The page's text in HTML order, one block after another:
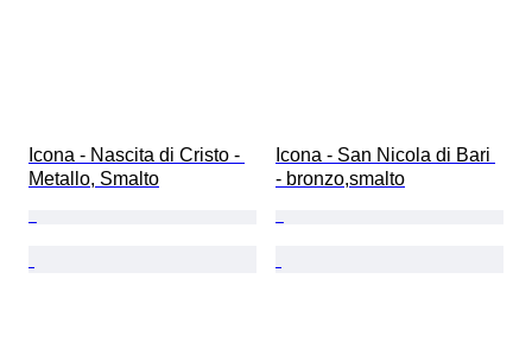
Icona - Nascita di Cristo -
Metallo, Smalto
Icona - San Nicola di Bari
- bronzo,smalto